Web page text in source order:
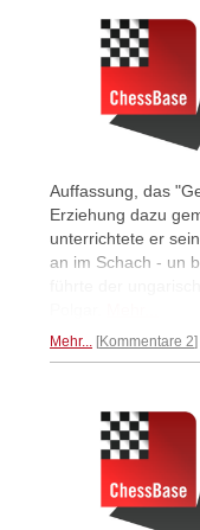
Auffassung, das
Erziehung dazu
unterrichtete er
an im Schach - un
Mehr... Kommentare 2